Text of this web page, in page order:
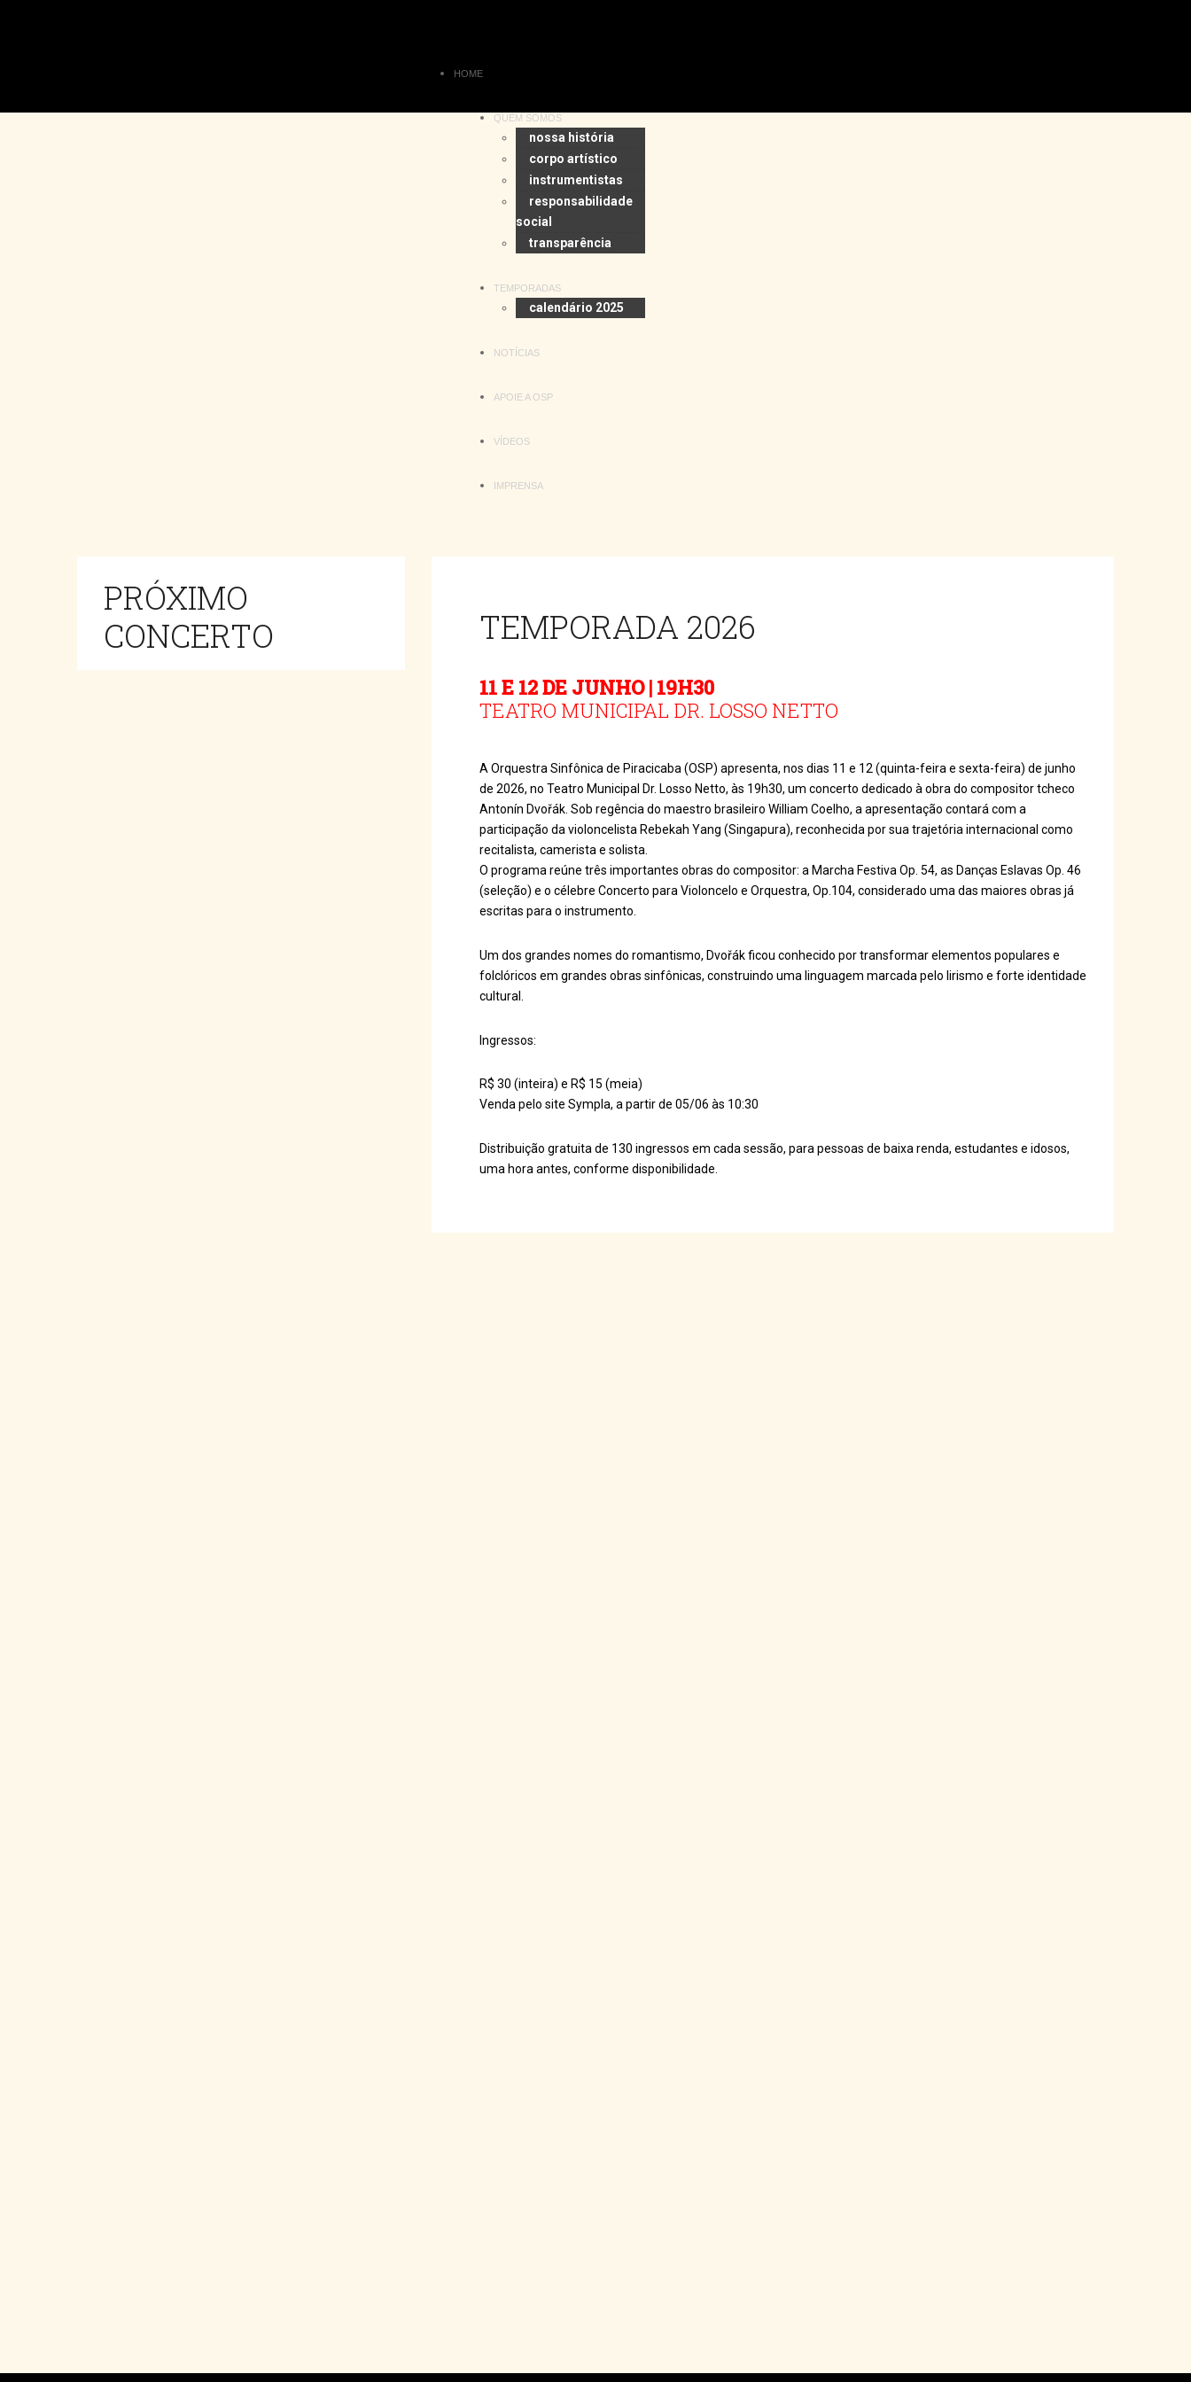
HOME
QUEM SOMOS
nossa história
corpo artístico
instrumentistas
responsabilidade
social
transparência
TEMPORADAS
calendário 2025
NOTÍCIAS
APOIE A OSP
VÍDEOS
IMPRENSA
PRÓXIMO
CONCERTO
TEMPORADA 2026
11 E 12 DE JUNHO | 19H30
TEATRO MUNICIPAL DR. LOSSO NETTO
A Orquestra Sinfônica de Piracicaba (OSP) apresenta, nos dias 11 e 12 (quinta-feira e sexta-feira) de junho
de 2026, no Teatro Municipal Dr. Losso Netto, às 19h30, um concerto dedicado à obra do compositor tcheco
Antonín Dvořák. Sob regência do maestro brasileiro William Coelho, a apresentação contará com a
participação da violoncelista Rebekah Yang (Singapura), reconhecida por sua trajetória internacional como
recitalista, camerista e solista.
O programa reúne três importantes obras do compositor: a Marcha Festiva Op. 54, as Danças Eslavas Op. 46
(seleção) e o célebre Concerto para Violoncelo e Orquestra, Op.104, considerado uma das maiores obras já
escritas para o instrumento.
Um dos grandes nomes do romantismo, Dvořák ficou conhecido por transformar elementos populares e
folclóricos em grandes obras sinfônicas, construindo uma linguagem marcada pelo lirismo e forte identidade
cultural.
Ingressos:
R$ 30 (inteira) e R$ 15 (meia)
Venda pelo site Sympla, a partir de 05/06 às 10:30
Distribuição gratuita de 130 ingressos em cada sessão, para pessoas de baixa renda, estudantes e idosos,
uma hora antes, conforme disponibilidade.